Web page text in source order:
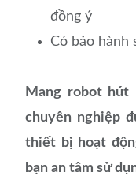
đồng ý
Có bảo hành
Mang robot hút
chuyên nghiệp
thiết bị hoạt
bạn an tâm sử